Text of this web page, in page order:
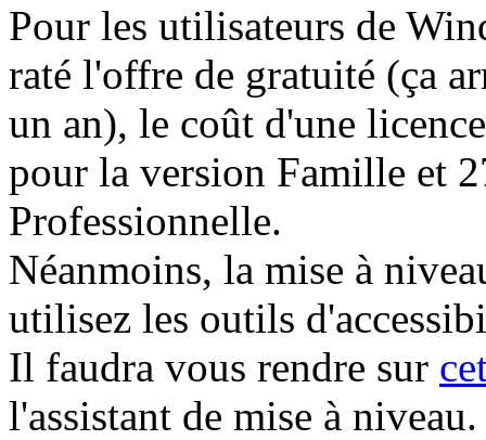
Pour les utilisateurs de
raté l'offre de gratuité (ça
un an), le coût d'une
pour la version Famille et
Professionnelle.
Néanmoins, la mise à
utilisez les outils
Il faudra vous rendre sur
l'assistant de mise à niveau.